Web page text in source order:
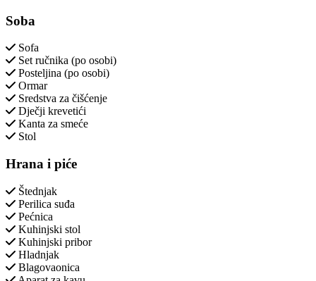
Soba
Sofa
Set ručnika (po osobi)
Posteljina (po osobi)
Ormar
Sredstva za čišćenje
Dječji krevetići
Kanta za smeće
Stol
Hrana i piće
Štednjak
Perilica suđa
Pećnica
Kuhinjski stol
Kuhinjski pribor
Hladnjak
Blagovaonica